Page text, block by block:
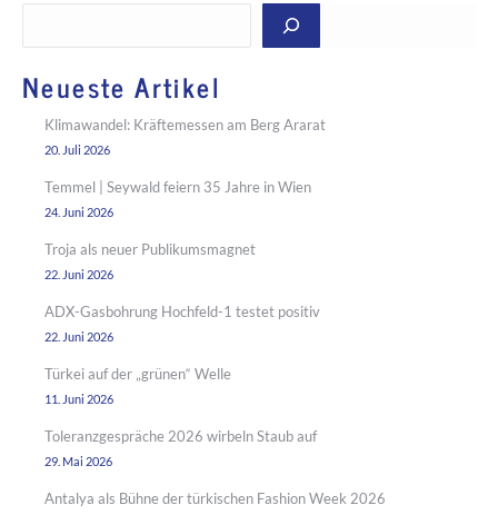
Neueste Artikel
Klimawandel: Kräftemessen am Berg Ararat
20. Juli 2026
Temmel | Seywald feiern 35 Jahre in Wien
24. Juni 2026
Troja als neuer Publikumsmagnet
22. Juni 2026
ADX-Gasbohrung Hochfeld-1 testet positiv
22. Juni 2026
Türkei auf der „grünen“ Welle
11. Juni 2026
Toleranzgespräche 2026 wirbeln Staub auf
29. Mai 2026
Antalya als Bühne der türkischen Fashion Week 2026